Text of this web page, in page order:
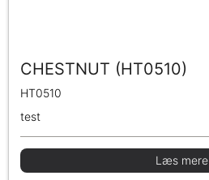
CHESTNUT (HT0510)
HT0510
test
Læs mere